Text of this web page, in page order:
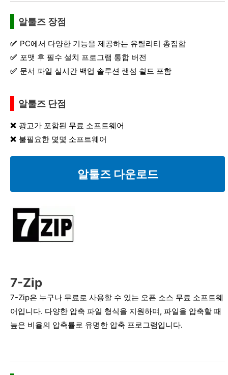
알툴즈 장점
PC에서 다양한 기능을 제공하는 유틸리티 총집합
포맷 후 필수 설치 프로그램 통합 버전
문서 파일 실시간 백업 솔루션 랜섬 쉴드 포함
알툴즈 단점
광고가 포함된 무료 소프트웨어
불필요한 몇몇 소프트웨어
알툴즈 다운로드
7-Zip
7-Zip은 누구나 무료로 사용할 수 있는 오픈 소스 무료 소프트웨
어입니다. 다양한 압축 파일 형식을 지원하며, 파일을 압축할 때
높은 비율의 압축률로 유명한 압축 프로그램입니다.